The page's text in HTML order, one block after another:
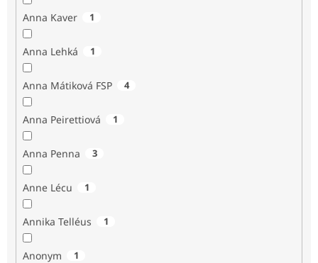
Anna Kaver 1
Anna Lehká 1
Anna Mátiková FSP 4
Anna Peirettiová 1
Anna Penna 3
Anne Lécu 1
Annika Telléus 1
Anonym 1